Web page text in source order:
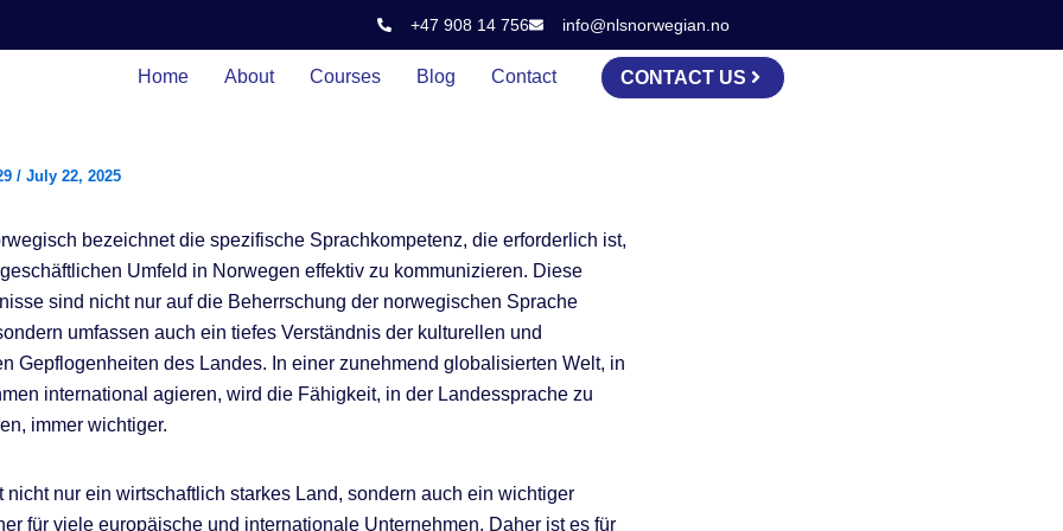
+47 908 14 756 info@nlsnorwegian.no
Home About Courses Blog Contact CONTACT US
/ July 22, 2025
bezeichnet die spezifische Sprachkompetenz, die erforderlich ist,
Umfeld in Norwegen effektiv zu kommunizieren. Diese
sind nicht nur auf die Beherrschung der norwegischen Sprache
umfassen auch ein tiefes Verständnis der kulturellen und
Gepflogenheiten des Landes. In einer zunehmend globalisierten Welt, in
international agieren, wird die Fähigkeit, in der Landessprache zu
immer wichtiger.
nicht nur ein wirtschaftlich starkes Land, sondern auch ein wichtiger
für viele europäische und internationale Unternehmen. Daher ist es für